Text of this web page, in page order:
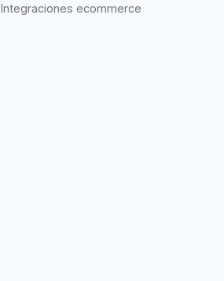
Integraciones ecommerce